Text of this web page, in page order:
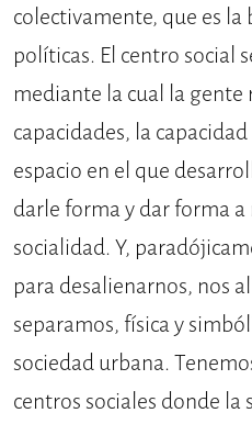
colectivamente, que es la
políticas. El centro social
mediante la cual la gente
capacidades, la
espacio en el que
darle forma y dar forma
socialidad. Y,
para desalienarnos, nos
separamos, física y
sociedad urbana.
centros sociales donde la